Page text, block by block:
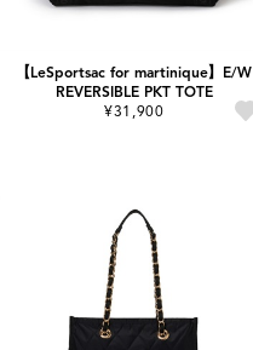
【LeSportsac for martinique】E/W
REVERSIBLE PKT TOTE
¥31,900